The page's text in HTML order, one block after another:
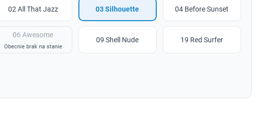
02 All That Jazz 03 Silhouette 04 Before Sunset
06 Awesome
Obecnie brak na stanie
09 Shell Nude 19 Red Surfer